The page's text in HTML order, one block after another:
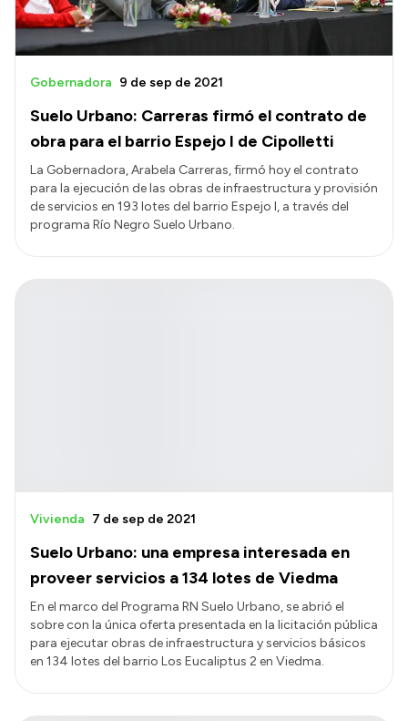
Suelo Urbano: Carreras firmó el contrato de
obra para el barrio Espejo I de Cipolletti
Gobernadora 9 de sep de 2021
La Gobernadora, Arabela Carreras, firmó hoy el contrato
para la ejecución de las obras de infraestructura y provisión
de servicios en 193 lotes del barrio Espejo I, a través del
programa Río Negro Suelo Urbano.
Suelo Urbano: una empresa interesada en
proveer servicios a 134 lotes de Viedma
Vivienda 7 de sep de 2021
En el marco del Programa RN Suelo Urbano, se abrió el
sobre con la única oferta presentada en la licitación pública
para ejecutar obras de infraestructura y servicios básicos
en 134 lotes del barrio Los Eucaliptus 2 en Viedma.